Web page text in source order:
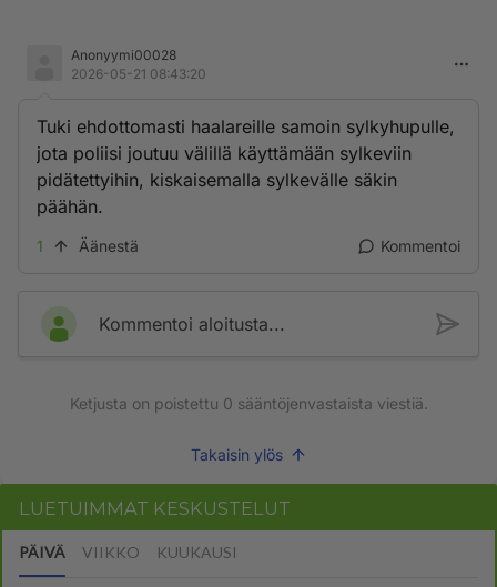
Anonyymi00028
2026-05-21 08:43:20
Tuki ehdottomasti haalareille samoin sylkyhupulle,
jota poliisi joutuu välillä käyttämään sylkeviin
pidätettyihin, kiskaisemalla sylkevälle säkin
päähän.
1 Äänestä Kommentoi
Kommentoi aloitusta...
Ketjusta on poistettu 0 sääntöjenvastaista viestiä.
Takaisin ylös
LUETUIMMAT KESKUSTELUT
PÄIVÄ VIIKKO KUUKAUSI